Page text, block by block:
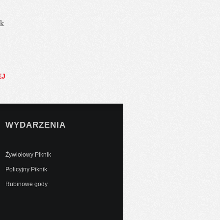
WYDARZENIA
Żywiołowy Piknik
Policyjny Piknik
Rubinowe gody